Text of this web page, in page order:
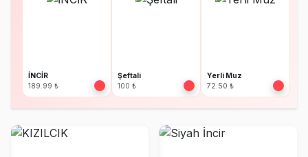
İNCİR
189.99 ₺
Şeftali
100 ₺
Yerli Muz
72.50 ₺